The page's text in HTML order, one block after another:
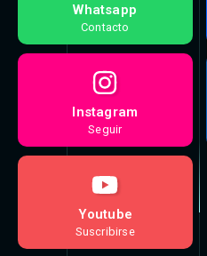
Whatsapp
Contacto
Instagram
Seguir
Youtube
Suscribirse